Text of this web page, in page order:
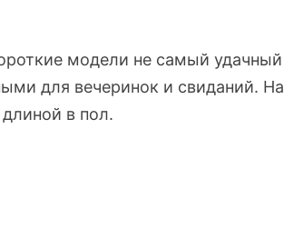
модели не самый удачный
для вечеринок и свиданий. На
в пол.